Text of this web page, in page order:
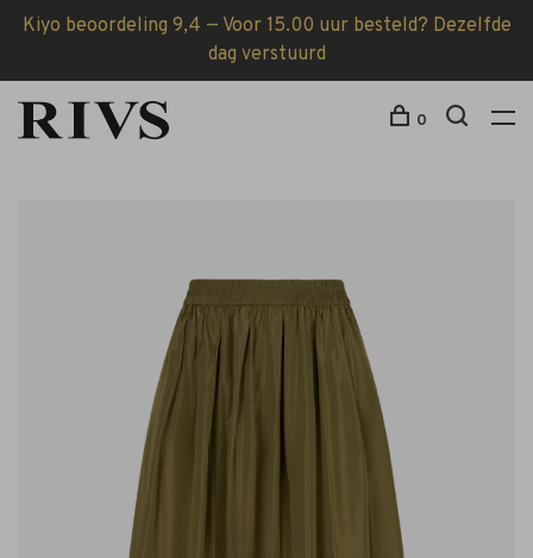
Kiyo beoordeling 9,4 — Voor 15.00 uur besteld? Dezelfde
dag verstuurd
0